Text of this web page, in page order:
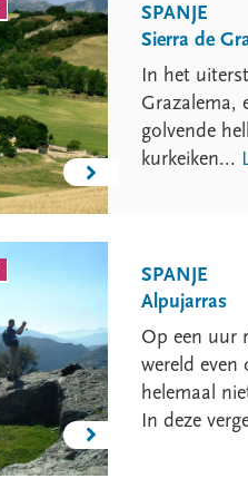
SPANJE
Sierra de
In het
Grazalema,
golvende
kurkeiken...
SPANJE
Alpujarras
Op een uur
wereld
helemaal
In deze